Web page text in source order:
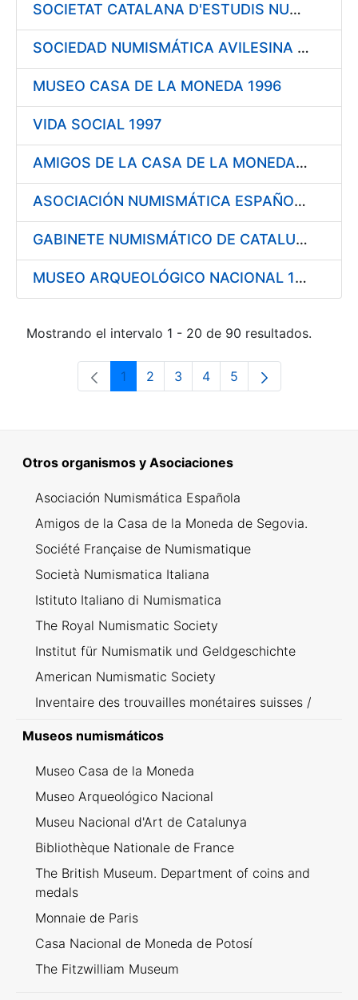
SOCIETAT CATALANA D'ESTUDIS NUMISMÀTICS (I.E.C.) 1996
SOCIEDAD NUMISMÁTICA AVILESINA 1996
MUSEO CASA DE LA MONEDA 1996
VIDA SOCIAL 1997
AMIGOS DE LA CASA DE LA MONEDA DE SEGOVIA 1997
ASOCIACIÓN NUMISMÁTICA ESPAÑOLA 1997
GABINETE NUMISMÁTICO DE CATALUÑA 1997
MUSEO ARQUEOLÓGICO NACIONAL 1997
Mostrando el intervalo 1 - 20 de 90 resultados.
Página
1 Página
2 Página
3 Página
4 Página
5
Otros organismos y Asociaciones
Asociación Numismática Española
Amigos de la Casa de la Moneda de Segovia.
Société Française de Numismatique
Società Numismatica Italiana
Istituto Italiano di Numismatica
The Royal Numismatic Society
Institut für Numismatik und Geldgeschichte
American Numismatic Society
Inventaire des trouvailles monétaires suisses /
Museos numismáticos
Museo Casa de la Moneda
Museo Arqueológico Nacional
Museu Nacional d'Art de Catalunya
Bibliothèque Nationale de France
The British Museum. Department of coins and
medals
Monnaie de Paris
Casa Nacional de Moneda de Potosí
The Fitzwilliam Museum